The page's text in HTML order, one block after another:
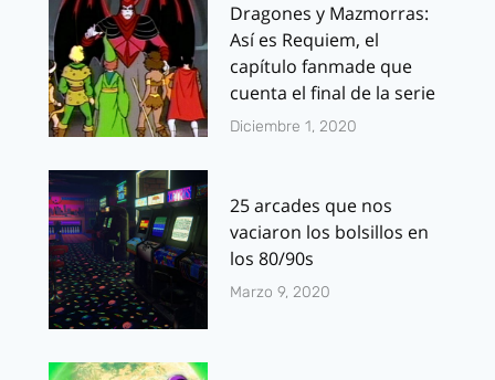
Dragones y Mazmorras:
Así es Requiem, el
capítulo fanmade que
cuenta el final de la serie
Diciembre 1, 2020
25 arcades que nos
vaciaron los bolsillos en
los 80/90s
Marzo 9, 2020